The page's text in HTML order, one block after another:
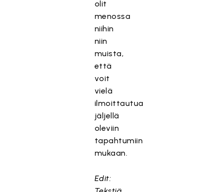
olit
menossa
niihin
niin
muista,
että
voit
vielä
ilmoittautua
jäljellä
oleviin
tapahtumiin
mukaan.
Edit: